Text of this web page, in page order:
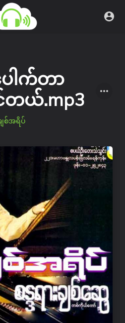
ေါက်တာ
တယ်.mp3
ျစ်အရိပ်